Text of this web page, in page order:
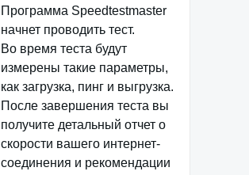
Программа Speedtestmaster
начнет проводить тест.
Во время теста будут
измерены такие параметры,
как загрузка, пинг и выгрузка.
После завершения теста вы
получите детальный отчет о
скорости вашего интернет-
соединения и рекомендации